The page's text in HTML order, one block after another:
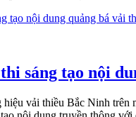
sáng tạo nội
vải thiều Bắc Ninh trên